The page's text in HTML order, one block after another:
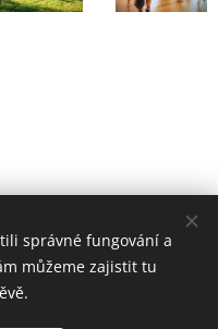
správné fungování a
můžeme zajistit tu